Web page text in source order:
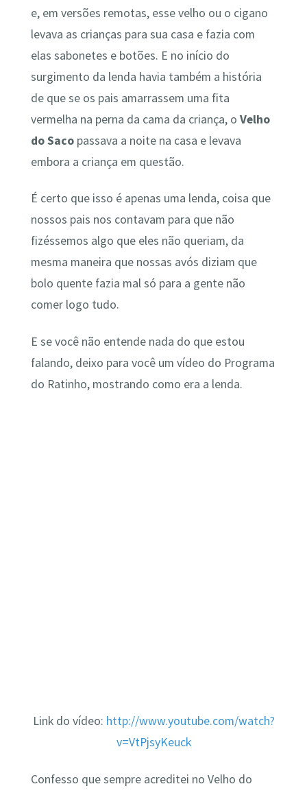
e, em versões remotas, esse velho ou o cigano
levava as crianças para sua casa e fazia com
elas sabonetes e botões. E no início do
surgimento da lenda havia também a história
de que se os pais amarrassem uma fita
vermelha na perna da cama da criança, o Velho
do Sacopassava a noite na casa e levava
embora a criança em questão.
É certo que isso é apenas uma lenda, coisa que
nossos pais nos contavam para que não
fizéssemos algo que eles não queriam, da
mesma maneira que nossas avós diziam que
bolo quente fazia mal só para a gente não
comer logo tudo.
E se você não entende nada do que estou
falando, deixo para você um vídeo do Programa
do Ratinho, mostrando como era a lenda.
Link do vídeo: http://www.youtube.com/watch?
v=VtPjsyKeuck
Confesso que sempre acreditei no Velho do